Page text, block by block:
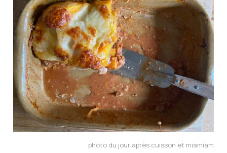
photo du jour après cuisson et miamiam